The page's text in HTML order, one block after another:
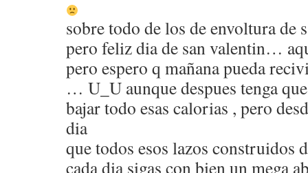
sobre todo de los de envoltura de
pero feliz dia de san valentin…
pero espero q mañana pueda
… U_U aunque despues tenga
bajar todo esas calorias , pero
dia
que todos esos lazos construidos
cada dia sigas con bien un mega